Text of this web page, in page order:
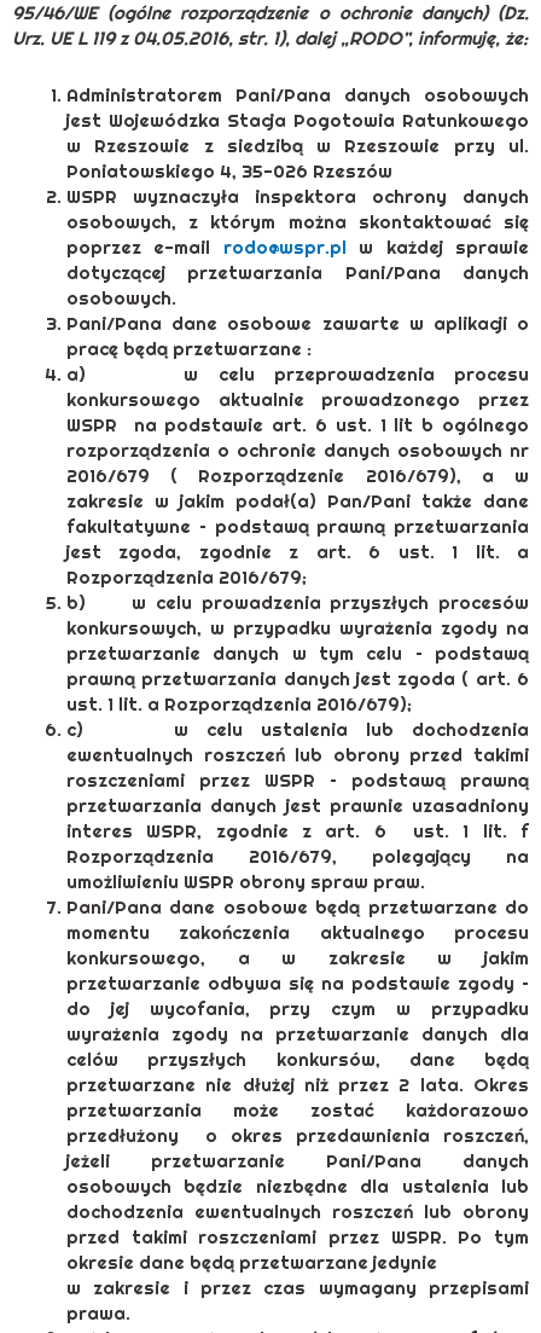
95/46/WE (ogólne rozporządzenie o ochronie danych) (Dz.
Urz. UE L 119 z 04.05.2016, str. 1), dalej „RODO”, informuję, że:
Administratorem Pani/Pana danych osobowych
jest Wojewódzka Stacja Pogotowia Ratunkowego
w Rzeszowie z siedzibą w Rzeszowie przy ul.
Poniatowskiego 4, 35-026 Rzeszów
WSPR wyznaczyła inspektora ochrony danych
osobowych, z którym można skontaktować się
poprzez e-mail rodo@wspr.pl w każdej sprawie
dotyczącej przetwarzania Pani/Pana danych
osobowych.
Pani/Pana dane osobowe zawarte w aplikacji o
pracę będą przetwarzane :
a) w celu przeprowadzenia procesu
konkursowego aktualnie prowadzonego przez
WSPR na podstawie art. 6 ust. 1 lit b ogólnego
rozporządzenia o ochronie danych osobowych nr
2016/679 ( Rozporządzenie 2016/679), a w
zakresie w jakim podał(a) Pan/Pani także dane
fakultatywne – podstawą prawną przetwarzania
jest zgoda, zgodnie z art. 6 ust. 1 lit. a
Rozporządzenia 2016/679;
b) w celu prowadzenia przyszłych procesów
konkursowych, w przypadku wyrażenia zgody na
przetwarzanie danych w tym celu – podstawą
prawną przetwarzania danych jest zgoda ( art. 6
ust. 1 lit. a Rozporządzenia 2016/679);
c) w celu ustalenia lub dochodzenia
ewentualnych roszczeń lub obrony przed takimi
roszczeniami przez WSPR – podstawą prawną
przetwarzania danych jest prawnie uzasadniony
interes WSPR, zgodnie z art. 6 ust. 1 lit. f
Rozporządzenia 2016/679, polegający na
umożliwieniu WSPR obrony spraw praw.
Pani/Pana dane osobowe będą przetwarzane do
momentu zakończenia aktualnego procesu
konkursowego, a w zakresie w jakim
przetwarzanie odbywa się na podstawie zgody –
do jej wycofania, przy czym w przypadku
wyrażenia zgody na przetwarzanie danych dla
celów przyszłych konkursów, dane będą
przetwarzane nie dłużej niż przez 2 lata. Okres
przetwarzania może zostać każdorazowo
przedłużony o okres przedawnienia roszczeń,
jeżeli przetwarzanie Pani/Pana danych
osobowych będzie niezbędne dla ustalenia lub
dochodzenia ewentualnych roszczeń lub obrony
przed takimi roszczeniami przez WSPR. Po tym
okresie dane będą przetwarzane jedynie
w zakresie i przez czas wymagany przepisami
prawa.